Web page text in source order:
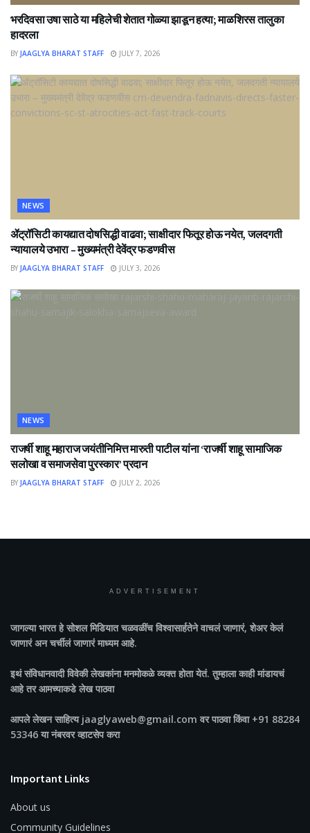
भरदिवसा उषा साठे या महिलेची शेतात गोळ्या झाडून हत्या; माळशिरस तालुका
हादरला
BY JAAGLYA BHARAT STAFF JULY 7, 2026
NEWS
ॲट्रॉसिटी कायद्यात दोषसिद्धी वाढवा; साक्षीदार फितूर होऊ नयेत, जलदगती
न्यायालये उभारा – मुख्यमंत्री देवेंद्र फडणवीस
BY JAAGLYA BHARAT STAFF JULY 3, 2026
NEWS
राजर्षी शाहू महाराज जयंतीनिमित्त मारुती पाटील यांना ‘राजर्षी शाहू सामाजिक
सलोखा व समाजसेवा पुरस्कार’ प्रदान
BY JAAGLYA BHARAT STAFF JULY 2, 2026
ADVERTISEMENT
जागल्या भारतहे सोशल मिडियात चळवळींच विश्वासार्हतेने वाचलं जाणारं, शेअर केलं
जाणारं अन चर्चीलं जाणारं माध्यम आहे.
इथं संविधानवादी विवेकी लेखकांना मनमोकळे व्यक्त होता येतं. तुम्हाला काही मांडायचं
आहे तर आमच्याकडे लेख पाठवा
आपले लेखन साहित्य jaaglyaweb@gmail.com वर पाठवा किंवा +91 88284
53346 या नंबरवर व्हाटसेप करा
Important Links
About us
Community Guidelines